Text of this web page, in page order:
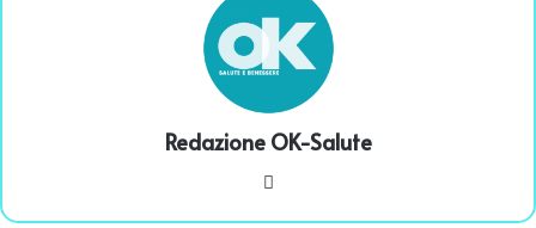
Redazione OK-Salute